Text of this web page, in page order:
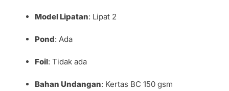
Model Lipatan: Lipat 2
Pond: Ada
Foil: Tidak ada
Bahan Undangan: Kertas BC 150 gsm